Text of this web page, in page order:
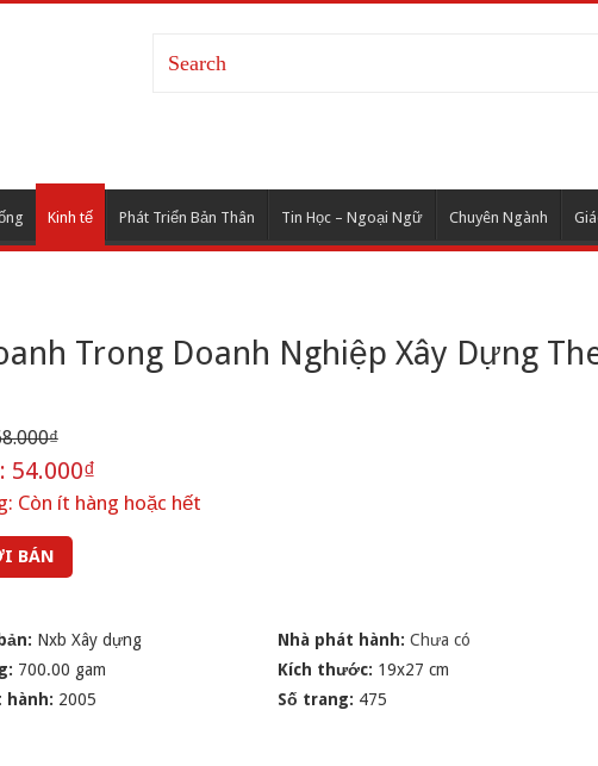
Kinh tế Phát Triển Bản Thân Tin Học – Ngoại Ngữ Chuyên Ngành
Trong Doanh Nghiệp Xây Dựng
54.000₫
Còn ít hàng hoặc hết
BÁN
Nxb Xây dựng Nhà phát hành:Chưa có
700.00 gam Kích thước: 19x27 cm
hành: 2005 Số trang: 475